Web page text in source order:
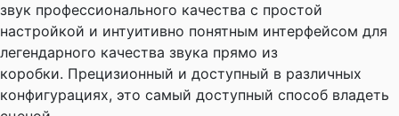
звук профессионального качества с простой
настройкой и интуитивно понятным интерфейсом для
легендарного качества звука прямо из
коробки. Прецизионный и доступный в различных
конфигурациях, это самый доступный способ владеть